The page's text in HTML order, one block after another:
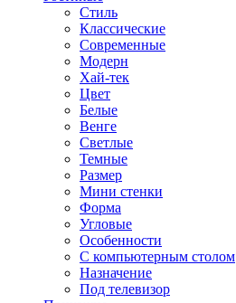
Стиль
Классические
Современные
Модерн
Хай-тек
Цвет
Белые
Венге
Светлые
Темные
Размер
Мини стенки
Форма
Угловые
Особенности
С компьютерным столом
Назначение
Под телевизор